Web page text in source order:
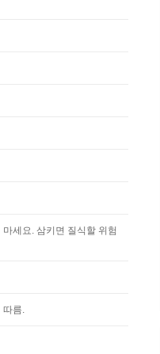
세요. 삼키면 질식할 위험
따름.